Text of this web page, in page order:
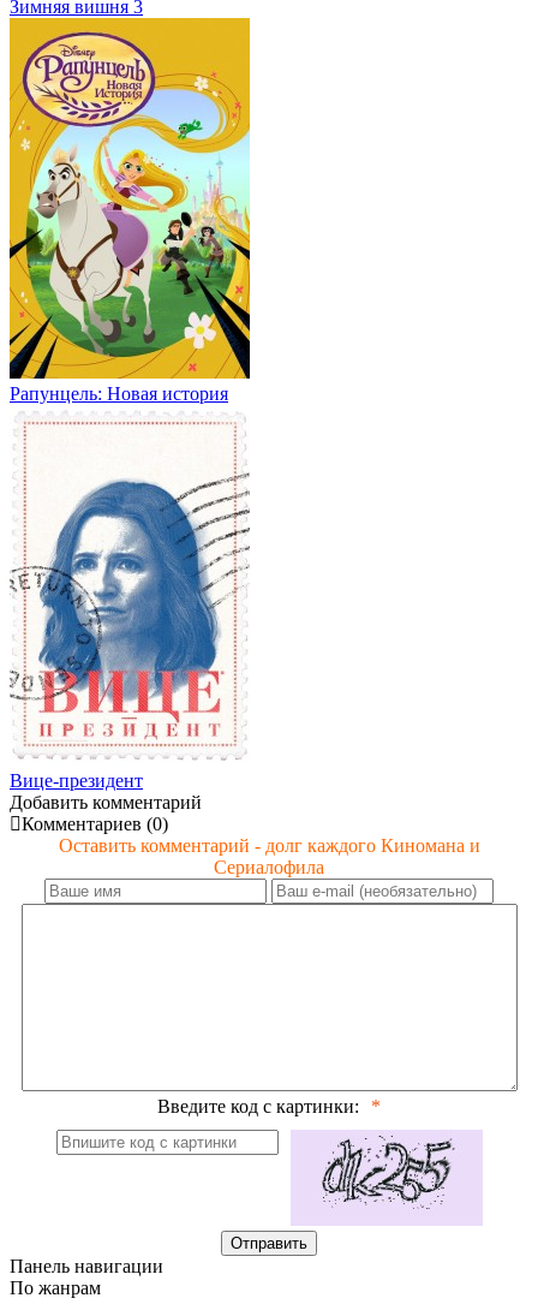
Зимняя вишня 3
Рапунцель: Новая история
Вице-президент
Добавить комментарий
Комментариев (0)
Оставить комментарий - долг каждого Киномана и
Сериалофила
Введите код с картинки:
Отправить
Панель навигации
По жанрам